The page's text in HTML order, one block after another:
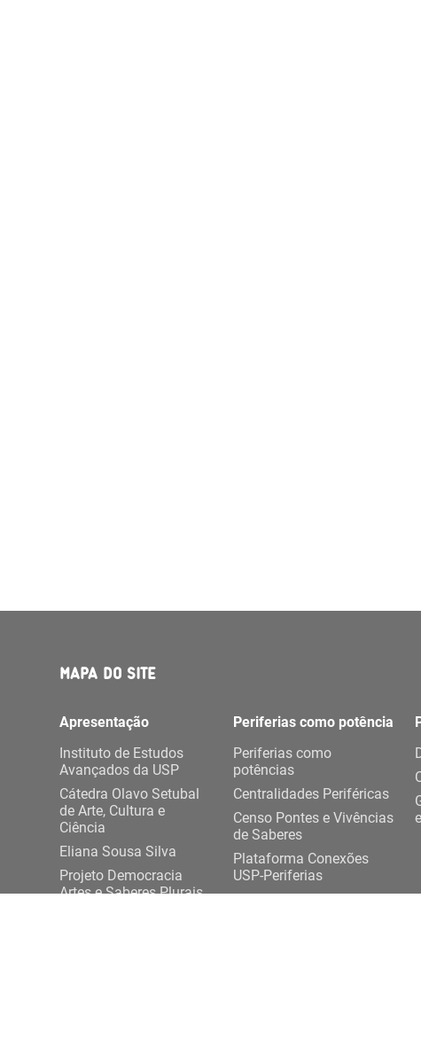
MAPA DO SITE
Apresentação
Instituto de Estudos
Avançados da USP
Cátedra Olavo Setubal
de Arte, Cultura e
Ciência
Eliana Sousa Silva
Projeto Democracia
Artes e Saberes Plurais
Periferias como potência
Periferias como
potências
Centralidades Periféricas
Censo Pontes e Vivências
de Saberes
Plataforma Conexões
USP-Periferias